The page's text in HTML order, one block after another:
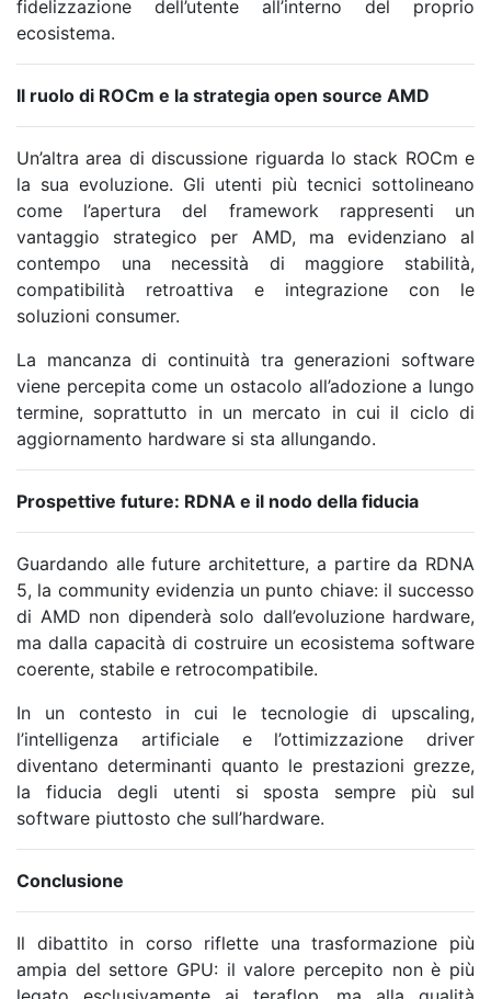
fidelizzazione dell’utente all’interno del proprio
ecosistema.
Il ruolo di ROCm e la strategia open source AMD
Un’altra area di discussione riguarda lo stack ROCm e
la sua evoluzione. Gli utenti più tecnici sottolineano
come l’apertura del framework rappresenti un
vantaggio strategico per AMD, ma evidenziano al
contempo una necessità di maggiore stabilità,
compatibilità retroattiva e integrazione con le
soluzioni consumer.
La mancanza di continuità tra generazioni software
viene percepita come un ostacolo all’adozione a lungo
termine, soprattutto in un mercato in cui il ciclo di
aggiornamento hardware si sta allungando.
Prospettive future: RDNA e il nodo della fiducia
Guardando alle future architetture, a partire da RDNA
5, la community evidenzia un punto chiave: il successo
di AMD non dipenderà solo dall’evoluzione hardware,
ma dalla capacità di costruire un ecosistema software
coerente, stabile e retrocompatibile.
In un contesto in cui le tecnologie di upscaling,
l’intelligenza artificiale e l’ottimizzazione driver
diventano determinanti quanto le prestazioni grezze,
la fiducia degli utenti si sposta sempre più sul
software piuttosto che sull’hardware.
Conclusione
Il dibattito in corso riflette una trasformazione più
ampia del settore GPU: il valore percepito non è più